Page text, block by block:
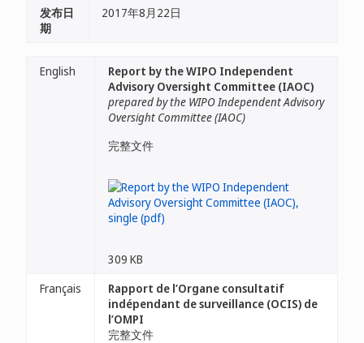
发布日
期
2017年8月22日
English
Report by the WIPO Independent
Advisory Oversight Committee (IAOC)
prepared by the WIPO Independent Advisory
Oversight Committee (IAOC)
完整文件
309 KB
Français
Rapport de l’Organe consultatif
indépendant de surveillance (OCIS) de
l’OMPI
完整文件